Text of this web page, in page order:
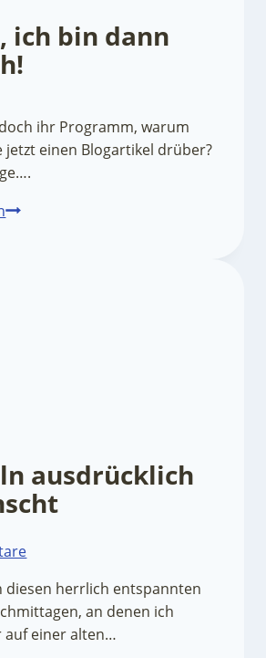
ich bin dann
ihr Programm, warum
jetzt einen Blogartikel drüber?
Pause,
ausdrücklich
diesen herrlich entspannten
an denen ich
auf einer alten…